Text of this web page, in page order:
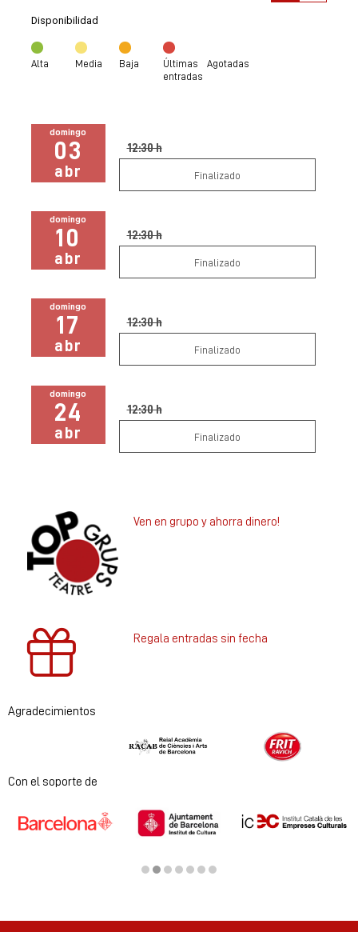
Disponibilidad
Alta Media Baja
Últimas
entradas
Agotadas
domingo
03
abr
12:30 h
Finalizado
domingo
10
abr
12:30 h
Finalizado
domingo
17
abr
12:30 h
Finalizado
domingo
24
abr
12:30 h
Finalizado
Ven en grupo y ahorra dinero!
Regala entradas sin fecha
Agradecimientos
Diapositiva 1 de 2
Con el soporte de